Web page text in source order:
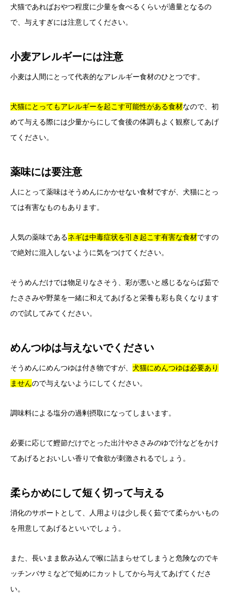
犬猫であればおやつ程度に少量を食べるくらいが適量となるの
で、与えすぎには注意してください。
小麦アレルギーには注意
小麦は人間にとって代表的なアレルギー食材のひとつです。
犬猫にとってもアレルギーを起こす可能性がある食材なので、初
めて与える際には少量からにして食後の体調もよく観察してあげ
てください。
薬味には要注意
人にとって薬味はそうめんにかかせない食材ですが、犬猫にとっ
ては有害なものもあります。
人気の薬味であるネギは中毒症状を引き起こす有害な食材ですの
で絶対に混入しないように気をつけてください。
そうめんだけでは物足りなさそう、彩が悪いと感じるならば茹で
たささみや野菜を一緒に和えてあげると栄養も彩も良くなります
ので試してみてください。
めんつゆは与えないでください
そうめんにめんつゆは付き物ですが、 犬猫にめんつゆは必要あり
ませんので与えないようにしてください。
調味料による塩分の過剰摂取になってしまいます。
必要に応じて鰹節だけでとった出汁やささみのゆで汁などをかけ
てあげるとおいしい香りで食欲が刺激されるでしょう。
柔らかめにして短く切って与える
消化のサポートとして、人用よりは少し長く茹でて柔らかいもの
を用意してあげるといいでしょう。
また、長いまま飲み込んで喉に詰まらせてしまうと危険なのでキ
ッチンバサミなどで短めにカットしてから与えてあげてくださ
い。